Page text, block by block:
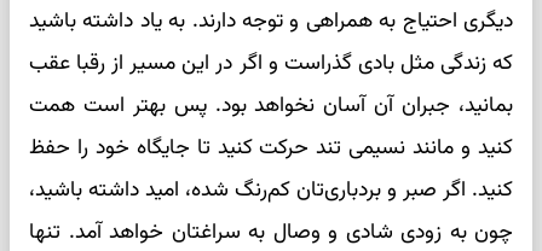
دیگری احتیاج به همراهی و توجه دارند. به یاد داشته باشید
که زندگی مثل بادی گذراست و اگر در این مسیر از رقبا عقب
بمانید، جبران آن آسان نخواهد بود. پس بهتر است همت
کنید و مانند نسیمی تند حرکت کنید تا جایگاه خود را حفظ
کنید. اگر صبر و بردباری‌تان کم‌رنگ شده، امید داشته باشید،
چون به زودی شادی و وصال به سراغتان خواهد آمد. تنها